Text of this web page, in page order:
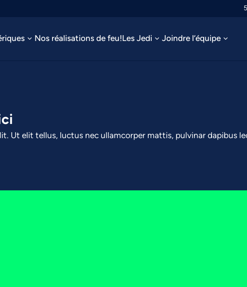
Nos réalisations de feu!Les Jedi Joindre l’équipe
Ut elit tellus, luctus nec ullamcorper mattis, pulvinar dapibus